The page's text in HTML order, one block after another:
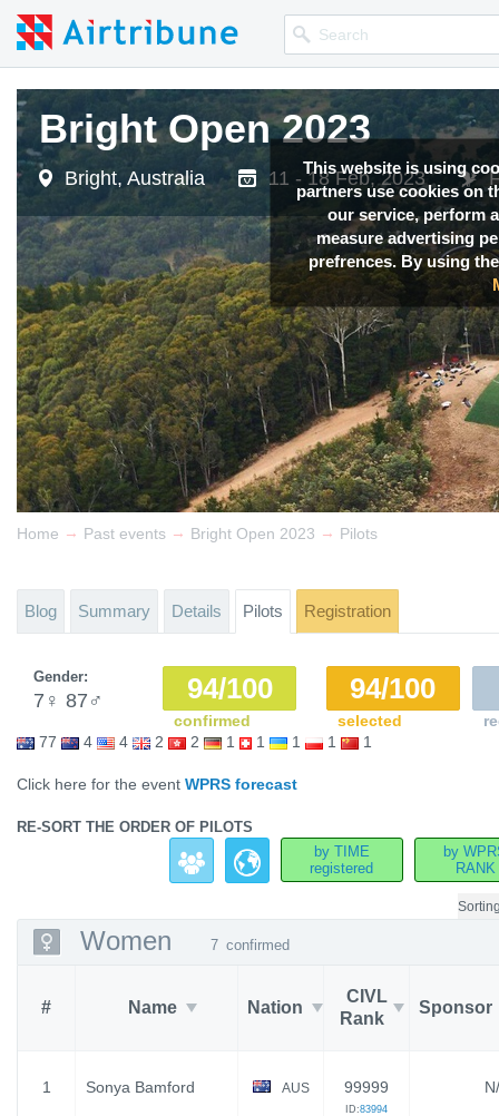
This website is using
partners use cookies on
our service, perform
measure advertising
prefrences. By using
Bright Open 2023
Bright, Australia 11 - 18 Feb, 2023
Home → Past events → Bright Open 2023 → Pilots
Blog Summary Details Pilots Registration
Gender:
7 ♀ 87 ♂ 94/100
confirmed
94/100
selected
77
4 4 2 2 1 1 1 1 1
Click here for the event WPRS forecast
RE-SORT THE ORDER OF PILOTS
by TIME
registered
by
RANK
Women 7 confirmed
# Name Nation
CIVL
Rank
Sponsor
1 Sonya Bamford AUS 99999
ID:83994